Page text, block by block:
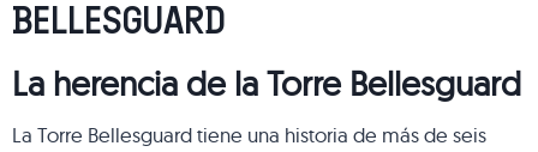
BELLESGUARD
La herencia de la Torre Bellesguard
La Torre Bellesguard tiene una historia de más de seis